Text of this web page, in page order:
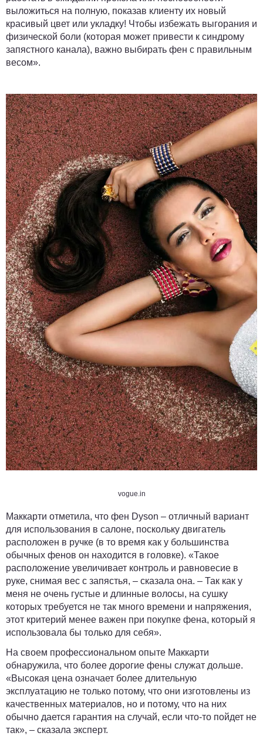
выложиться на полную, показав клиенту их новый
красивый цвет или укладку! Чтобы избежать выгорания и
физической боли (которая может привести к синдрому
запястного канала), важно выбирать фен с правильным
весом».
vogue.in
Маккарти отметила, что фен Dyson – отличный вариант
для использования в салоне, поскольку двигатель
расположен в ручке (в то время как у большинства
обычных фенов он находится в головке). «Такое
расположение увеличивает контроль и равновесие в
руке, снимая вес с запястья, – сказала она. – Так как у
меня не очень густые и длинные волосы, на сушку
которых требуется не так много времени и напряжения,
этот критерий менее важен при покупке фена, который я
использовала бы только для себя».
На своем профессиональном опыте Маккарти
обнаружила, что более дорогие фены служат дольше.
«Высокая цена означает более длительную
эксплуатацию не только потому, что они изготовлены из
качественных материалов, но и потому, что на них
обычно дается гарантия на случай, если что-то пойдет не
так», – сказала эксперт.